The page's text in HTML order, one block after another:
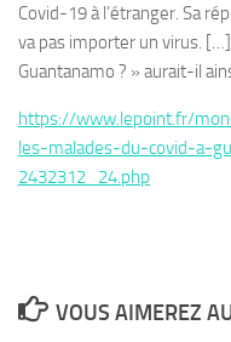
Covid-19 à l’étranger. Sa
va pas importer un virus. […]
Guantanamo ? » aurait-il
https://www.lepoint.fr/
les-malades-du-covid-a-
2432312_24.php
VOUS AIMEREZ